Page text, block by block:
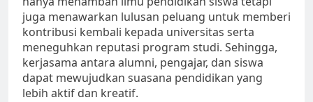
juga menawarkan lulusan peluang untuk memberi
kontribusi kembali kepada universitas serta
meneguhkan reputasi program studi. Sehingga,
kerjasama antara alumni, pengajar, dan siswa
dapat mewujudkan suasana pendidikan yang
lebih aktif dan kreatif.